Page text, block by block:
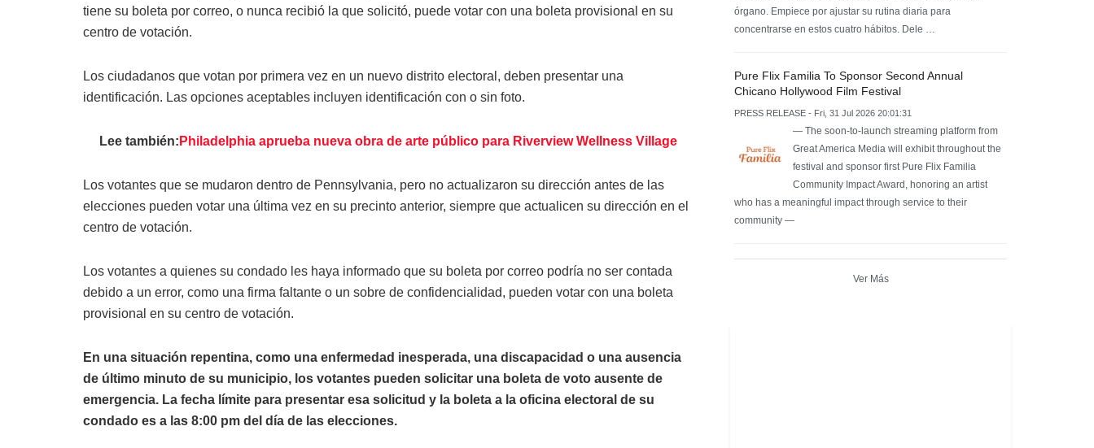
tiene su boleta por correo, o nunca recibió la que solicitó, puede votar con una boleta provisional en su
centro de votación.
Los ciudadanos que votan por primera vez en un nuevo distrito electoral, deben presentar una
identificación. Las opciones aceptables incluyen identificación con o sin foto.
Lee también: Philadelphia aprueba nueva obra de arte público para Riverview Wellness Village
Los votantes que se mudaron dentro de Pennsylvania, pero no actualizaron su dirección antes de las
elecciones pueden votar una última vez en su precinto anterior, siempre que actualicen su dirección en el
centro de votación.
Los votantes a quienes su condado les haya informado que su boleta por correo podría no ser contada
debido a un error, como una firma faltante o un sobre de confidencialidad, pueden votar con una boleta
provisional en su centro de votación.
En una situación repentina, como una enfermedad inesperada, una discapacidad o una ausencia
de último minuto de su municipio, los votantes pueden solicitar una boleta de voto ausente de
emergencia. La fecha límite para presentar esa solicitud y la boleta a la oficina electoral de su
condado es a las 8:00 pm del día de las elecciones.
órgano. Empiece por ajustar su rutina diaria para
concentrarse en estos cuatro hábitos. Dele …
Pure Flix Familia To Sponsor Second Annual
Chicano Hollywood Film Festival
PRESS RELEASE - Fri, 31 Jul 2026 20:01:31
— The soon-to-launch streaming platform from
Great America Media will exhibit throughout the
festival and sponsor first Pure Flix Familia
Community Impact Award, honoring an artist
who has a meaningful impact through service to their
community —
Ver Más